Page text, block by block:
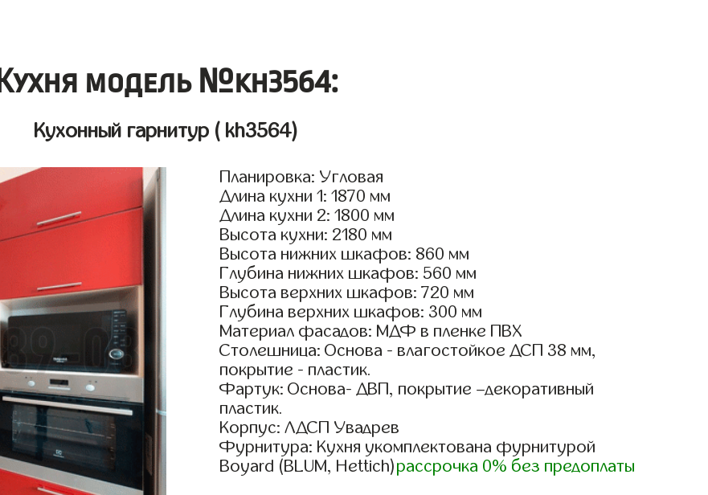
Кухня модель №kh3564:
Кухонный гарнитур ( kh3564)
Планировка: Угловая
Длина кухни 1: 1870 мм
Длина кухни 2: 1800 мм
Высота кухни: 2180 мм
Высота нижних шкафов: 860 мм
Глубина нижних шкафов: 560 мм
Высота верхних шкафов: 720 мм
Глубина верхних шкафов: 300 мм
Материал фасадов: МДФ в пленке ПВХ
Столешница: Основа - влагостойкое ДСП 38 мм,
покрытие - пластик.
Фартук: Основа- ДВП, покрытие –декоративный
пластик.
Корпус: ЛДСП Увадрев
Фурнитура: Кухня укомплектована фурнитурой
Boyard (BLUM, Hettich)рассрочка 0% без предоплаты